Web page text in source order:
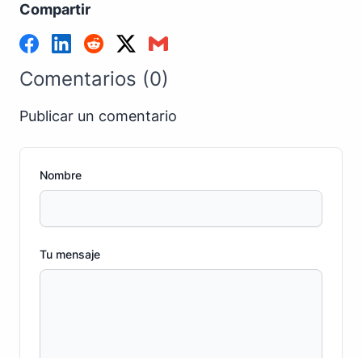
Compartir
Comentarios (0)
Publicar un comentario
Nombre
Tu mensaje